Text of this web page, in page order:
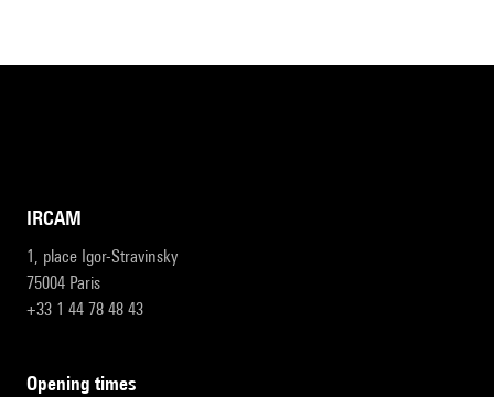
IRCAM
1, place Igor-Stravinsky
75004 Paris
+33 1 44 78 48 43
opening times